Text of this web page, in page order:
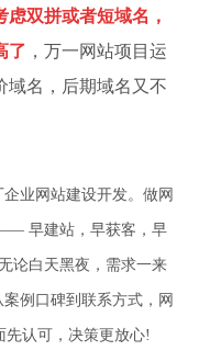
双拼或者短域名，
了 ，万一网站项目运
域名，后期域名又不
业网站建设开发。做网
早建站，早获客，早
论白天黑夜，需求一来
例口碑到联系方式，网
先认可，决策更放心!